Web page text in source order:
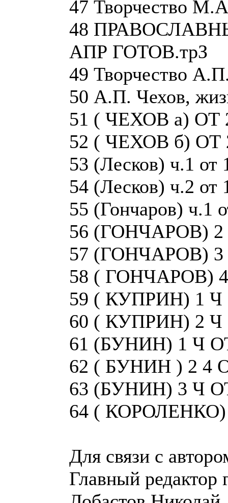
47 Творчество
48
АПР ГОТОВ.трЗ
49 Творчество
50 А.П. Чехов,
51 ( ЧЕХОВ а)
52 ( ЧЕХОВ б) ОТ
53 (Лесков) ч.1
54 (Лесков) ч.2
55 (Гончаров) ч.1
56 (ГОНЧАРОВ)
57 (ГОНЧАРОВ)
58 ( ГОНЧАРОВ)
59 ( КУПРИН) 1
60 ( КУПРИН) 2
61 (БУНИН) 1 Ч
62 ( БУНИН ) 2 4
63 (БУНИН) 3 Ч
64 (
Для связи с
Главный редактор